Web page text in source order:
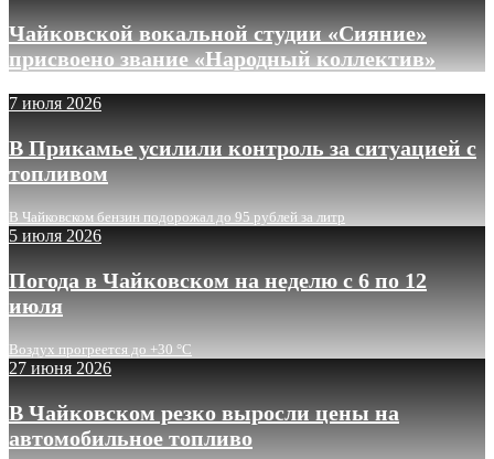
Чайковской вокальной студии «Сияние»
присвоено звание «Народный коллектив»
7 июля 2026
В Прикамье усилили контроль за ситуацией с
топливом
В Чайковском бензин подорожал до 95 рублей за литр
5 июля 2026
Погода в Чайковском на неделю с 6 по 12
июля
Воздух прогреется до +30 °C
27 июня 2026
В Чайковском резко выросли цены на
автомобильное топливо